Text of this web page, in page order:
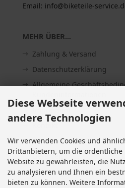
Email: info@biketeile-
MEHR ÜBER...
Zahlung & Versand
Datenschutzerklärung
Allgemeine
Impressum
Widerrufsrecht &
Lieferzeit
Vertrag widerrufen
Diese Webseite
andere Technologien
Wir verwenden Cookies und
Drittanbietern, um die ordentliche
Website zu gewährleisten, die
zu analysieren und Ihnen ein
bieten zu können. Weitere